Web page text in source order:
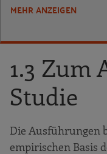
1.2 KMU
1.3 Zum
2.1 Die
2.2 Die
2.3
MEHR ANZEIGEN
1.3 Zum
Studie
Die Ausführungen
empirischen Basis